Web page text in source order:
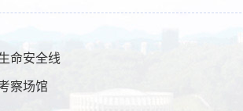
命安全线
察场馆